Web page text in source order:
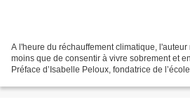
A l'heure du réchauffement climatique,
moins que de consentir à vivre sobrement et
Préface d’Isabelle Peloux, fondatrice de